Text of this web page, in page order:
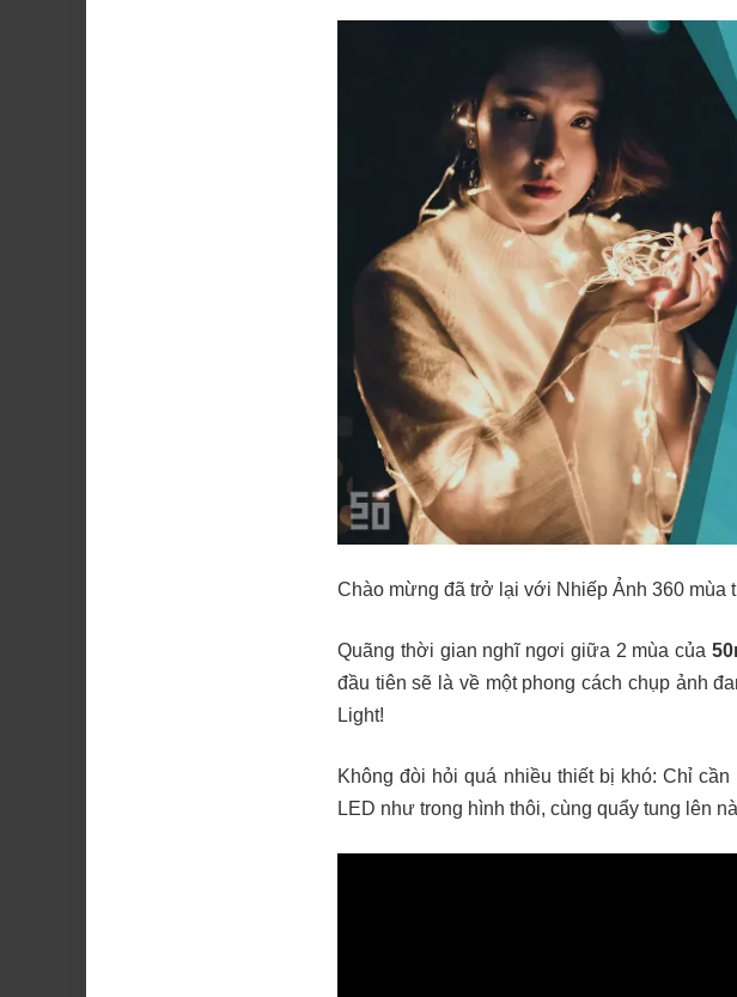
Chào mừng đã trở lại với Nhiếp Ảnh 360 mùa
Quãng thời gian nghĩ ngơi giữa 2 mùa của
đầu tiên sẽ là về một phong cách chụp ảnh
Light!
Không đòi hỏi quá nhiều thiết bị khó: Chỉ
LED như trong hình thôi, cùng quẩy tung lên